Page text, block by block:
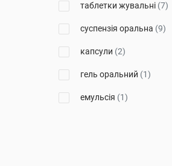
таблетки жувальні (7)
суспензія оральна (9)
капсули (2)
гель оральний (1)
емульсія (1)